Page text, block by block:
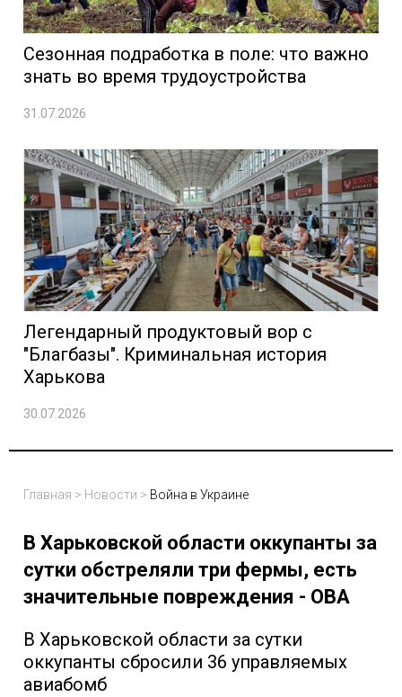
Сезонная подработка в поле: что важно
знать во время трудоустройства
31.07.2026
Легендарный продуктовый вор с
"Благбазы". Криминальная история
Харькова
30.07.2026
Главная > Новости > Война в Украине
В Харьковской области оккупанты за
сутки обстреляли три фермы, есть
значительные повреждения - ОВА
В Харьковской области за сутки
оккупанты сбросили 36 управляемых
авиабомб